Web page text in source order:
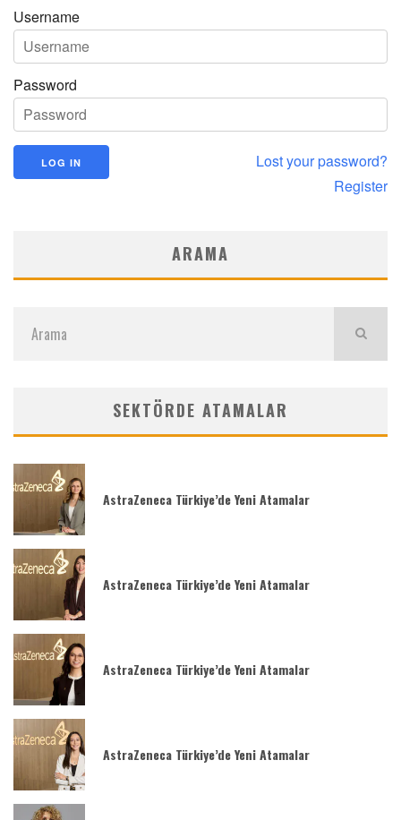
Username
Password
Lost your password?
Register
ARAMA
SEKTÖRDE ATAMALAR
AstraZeneca Türkiye’de Yeni Atamalar
AstraZeneca Türkiye’de Yeni Atamalar
AstraZeneca Türkiye’de Yeni Atamalar
AstraZeneca Türkiye’de Yeni Atamalar